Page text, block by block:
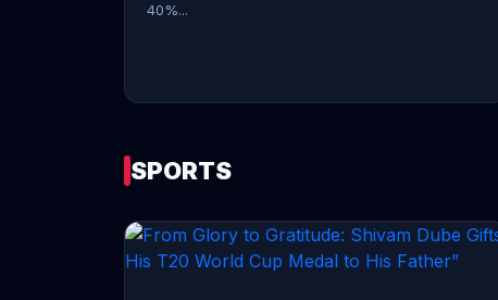
40%...
SPORTS